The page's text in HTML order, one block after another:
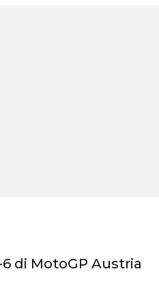
di MotoGP Austria